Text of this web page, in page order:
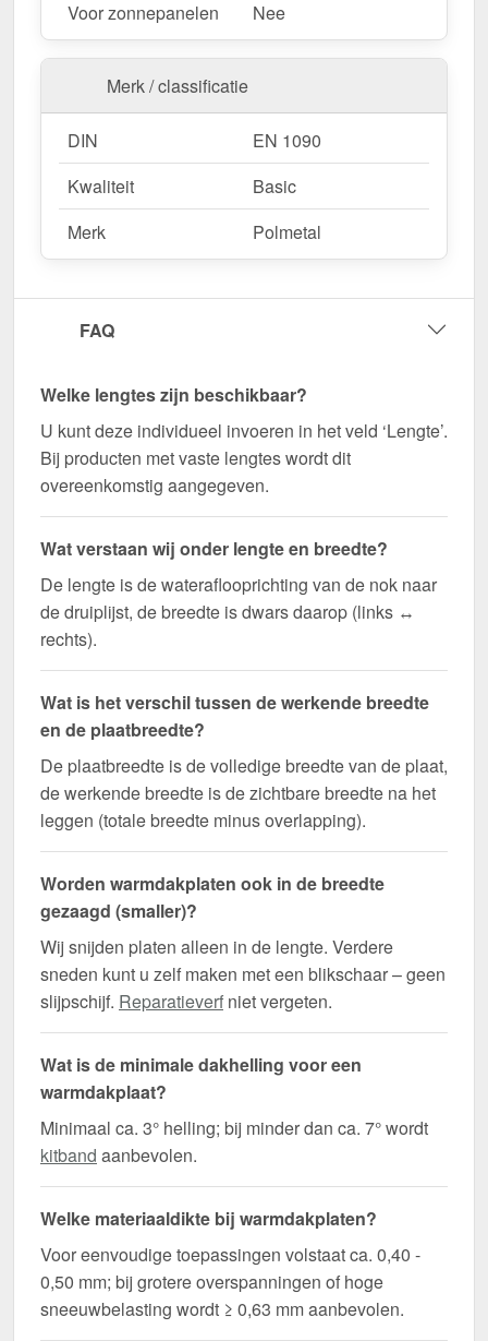
Voor zonnepanelen Nee
Merk / classificatie
DIN
EN 1090
Kwaliteit
Basic
Merk
Polmetal
FAQ
Welke lengtes zijn beschikbaar?
U kunt deze individueel invoeren in het veld ‘Lengte’.
Bij producten met vaste lengtes wordt dit
overeenkomstig aangegeven.
Wat verstaan wij onder lengte en breedte?
De lengte is de wateraflooprichting van de nok naar
de druiplijst, de breedte is dwars daarop (links ↔
rechts).
Wat is het verschil tussen de werkende breedte
en de plaatbreedte?
De plaatbreedte is de volledige breedte van de plaat,
de werkende breedte is de zichtbare breedte na het
leggen (totale breedte minus overlapping).
Worden warmdakplaten ook in de breedte
gezaagd (smaller)?
Wij snijden platen alleen in de lengte. Verdere
sneden kunt u zelf maken met een blikschaar – geen
slijpschijf. Reparatieverf niet vergeten.
Wat is de minimale dakhelling voor een
warmdakplaat?
Minimaal ca. 3° helling; bij minder dan ca. 7° wordt
kitband aanbevolen.
Welke materiaaldikte bij warmdakplaten?
Voor eenvoudige toepassingen volstaat ca. 0,40 -
0,50 mm; bij grotere overspanningen of hoge
sneeuwbelasting wordt ≥ 0,63 mm aanbevolen.